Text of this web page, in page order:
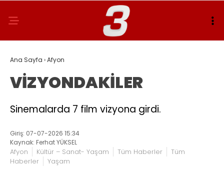
Ana Sayfa ›Afyon
VİZYONDAKİLER
Sinemalarda 7 film vizyona girdi.
Giriş: 07-07-2026 15:34
Kaynak: Ferhat YÜKSEL
Afyon Kültür – Sanat- Yaşam Tüm Haberler
Tüm
Haberler
Yaşam